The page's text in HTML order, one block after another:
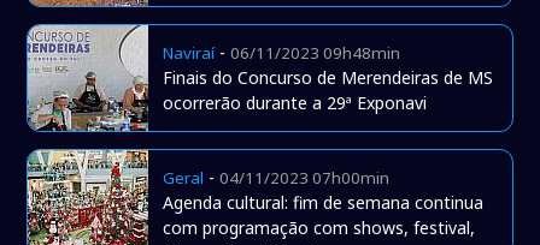
Naviraí-06/11/2023 09h48min
Finais do Concurso de Merendeiras de MS
ocorrerão durante a 29ª Exponavi
Geral -04/11/2023 07h00min
Agenda cultural: fim de semana continua
com programação com shows, festival,